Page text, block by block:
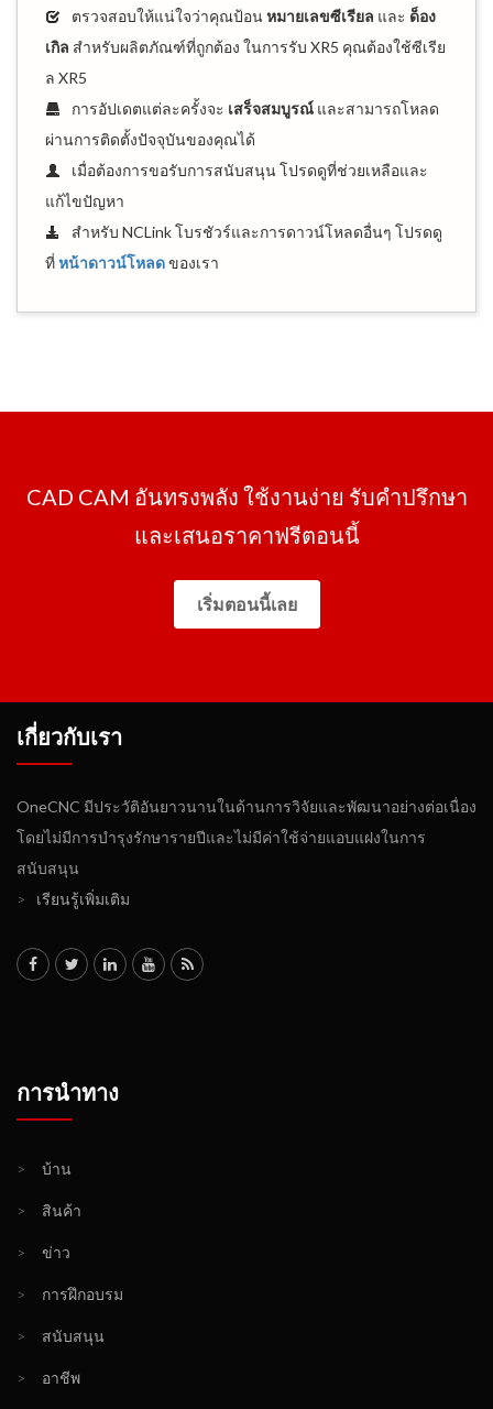
ตรวจสอบให้แน่ใจว่าคุณป้อนหมายเลขซีเรียล และ ด็อง
เกิล สำหรับผลิตภัณฑ์ที่ถูกต้อง ในการรับ XR5 คุณต้องใช้ซีเรีย
ล XR5
การอัปเดตแต่ละครั้งจะ เสร็จสมบูรณ์ และสามารถโหลด
ผ่านการติดตั้งปัจจุบันของคุณได้
เมื่อต้องการขอรับการสนับสนุน โปรดดูที่ช่วยเหลือและ
แก้ไขปัญหา
สำหรับ NCLink โบรชัวร์และการดาวน์โหลดอื่นๆ โปรดดู
ที่หน้าดาวน์โหลดของเรา
CAD CAM อันทรงพลัง ใช้งานง่าย รับคำปรึกษา
และเสนอราคาฟรีตอนนี้
เริ่มตอนนี้เลย
เกี่ยวกับเรา
OneCNC มีประวัติอันยาวนานในด้านการวิจัยและพัฒนาอย่างต่อเนื่อง
โดยไม่มีการบำรุงรักษารายปีและไม่มีค่าใช้จ่ายแอบแฝงในการ
สนับสนุน
>
เรียนรู้เพิ่มเติม
การนำทาง
> บ้าน
> สินค้า
> ข่าว
> การฝึกอบรม
> สนับสนุน
> อาชีพ